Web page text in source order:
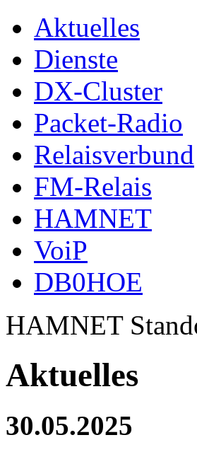
Aktuelles
Dienste
DX-Cluster
Packet-Radio
Relaisverbund
FM-Relais
HAMNET
VoiP
DB0HOE
HAMNET
Aktuelles
30.05.2025